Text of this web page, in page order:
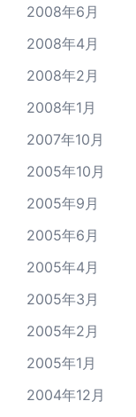
2008年6月
2008年4月
2008年2月
2008年1月
2007年10月
2005年10月
2005年9月
2005年6月
2005年4月
2005年3月
2005年2月
2005年1月
2004年12月